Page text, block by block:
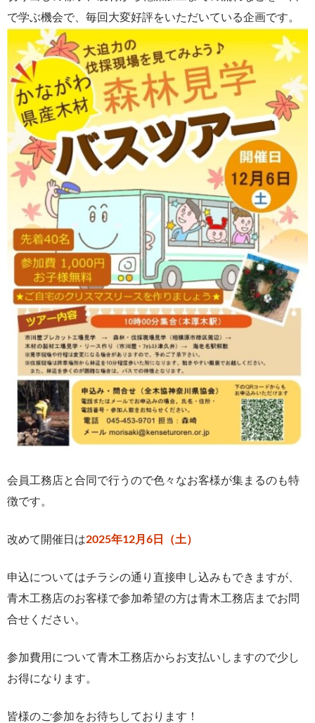
で学ぶ機会で、毎回大変好評をいただいている企画です。
会員工務店と合同で行うので色々なお客様が集まるのも特
徴です。
改めて開催日は2025年12月6日（土）
申込についてはチラシの通り直接申し込みもできますが、
青木工務店のお客様で参加希望の方は青木工務店までお問
合せください。
参加費用について青木工務店からお支払いしますので少し
お得になります。
皆様のご参加をお待ちしております！